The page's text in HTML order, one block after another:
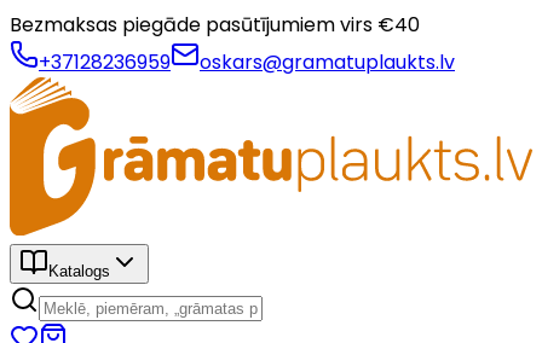
Bezmaksas piegāde pasūtījumiem virs €40
+37128236959
oskars@gramatuplaukts.lv
Katalogs